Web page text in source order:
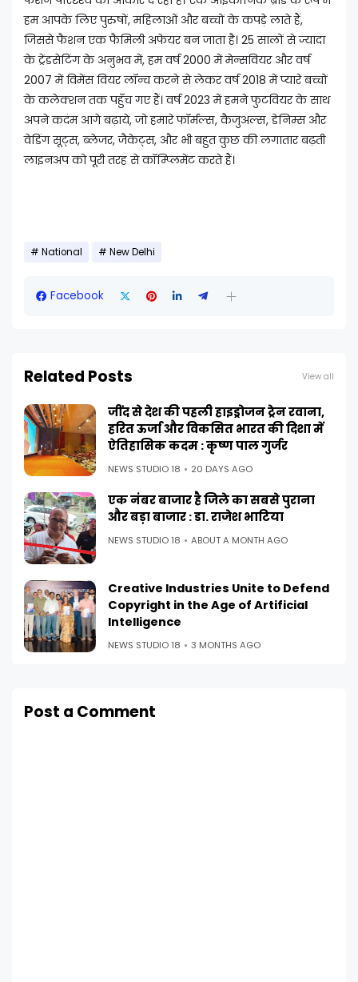
हम आपके लिए पुरुषों, महिलाओं और बच्चों के कपड़े लाते हैं,
जिससे फैशन एक फैमिली अफेयर बन जाता है। 25 सालों से ज्यादा
के ट्रेंडसेटिंग के अनुभव में, हम वर्ष 2000 में मेन्सवियर और वर्ष
2007 में विमेंस वियर लॉन्च करने से लेकर वर्ष 2018 में प्यारे बच्चों
के कलेक्शन तक पहुँच गए हैं। वर्ष 2023 में हमने फुटवियर के साथ
अपने कदंम आगे बढ़ाये, जो हमारे फॉर्मल्स, कैजुअल्स, डेनिम्स और
वेडिंग सूट्स, ब्लेजर, जैकेट्स, और भी बहुत कुछ की लगातार बढ़ती
लाइनअप को पूरी तरह से कॉम्प्लिमेंट करते हैं।
National New Delhi
Facebook
Related Posts View all
जींद से देश की पहली हाइड्रोजन ट्रेन रवाना,
हरित ऊर्जा और विकसित भारत की दिशा में
ऐतिहासिक कदम : कृष्ण पाल गुर्जर
NEWS STUDIO 18 20 DAYS AGO
एक नंबर बाजार है जिले का सबसे पुराना
और बड़ा बाजार : डा. राजेश भाटिया
NEWS STUDIO 18 ABOUT A MONTH AGO
Creative Industries Unite to Defend
Copyright in the Age of Artificial
Intelligence
NEWS STUDIO 18 3 MONTHS AGO
Post a Comment